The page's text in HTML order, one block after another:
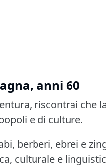
anni 60
riscontrai che
e di culture.
berberi, ebrei e
culturale e